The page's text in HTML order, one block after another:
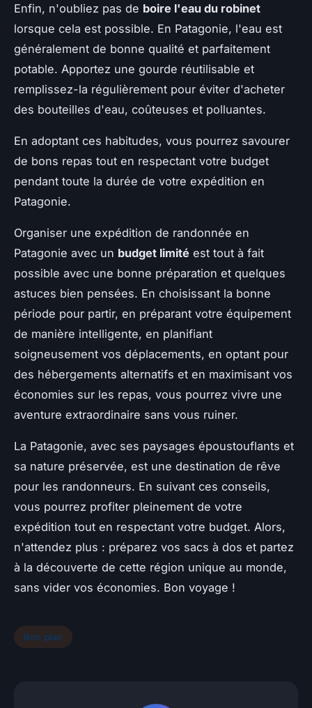
Enfin, n'oubliez pas de boire l'eau du robinet
lorsque cela est possible. En Patagonie, l'eau est
généralement de bonne qualité et parfaitement
potable. Apportez une gourde réutilisable et
remplissez-la régulièrement pour éviter d'acheter
des bouteilles d'eau, coûteuses et polluantes.
En adoptant ces habitudes, vous pourrez savourer
de bons repas tout en respectant votre budget
pendant toute la durée de votre expédition en
Patagonie.
Organiser une expédition de randonnée en
Patagonie avec un budget limité est tout à fait
possible avec une bonne préparation et quelques
astuces bien pensées. En choisissant la bonne
période pour partir, en préparant votre équipement
de manière intelligente, en planifiant
soigneusement vos déplacements, en optant pour
des hébergements alternatifs et en maximisant vos
économies sur les repas, vous pourrez vivre une
aventure extraordinaire sans vous ruiner.
La Patagonie, avec ses paysages époustouflants et
sa nature préservée, est une destination de rêve
pour les randonneurs. En suivant ces conseils,
vous pourrez profiter pleinement de votre
expédition tout en respectant votre budget. Alors,
n'attendez plus : préparez vos sacs à dos et partez
à la découverte de cette région unique au monde,
sans vider vos économies. Bon voyage !
Bon plan